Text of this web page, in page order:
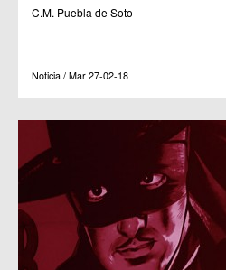
C.M. Puebla de Soto
Noticia / Mar 27-02-18